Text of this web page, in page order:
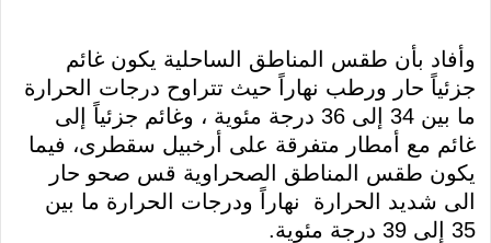
وأفاد بأن طقس المناطق الساحلية يكون غائم
جزئياً حار ورطب نهاراً حيث تتراوح درجات الحرارة
ما بين 34 إلى 36 درجة مئوية ، وغائم جزئياً إلى
غائم مع أمطار متفرقة على أرخبيل سقطرى، فيما
يكون طقس المناطق الصحراوية قس صحو حار
الى شديد الحرارة نهاراً ودرجات الحرارة ما بين
35 إلى 39 درجة مئوية.